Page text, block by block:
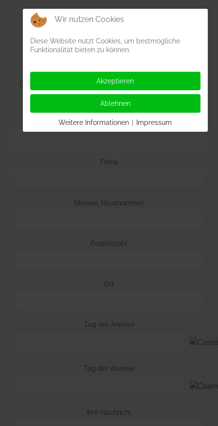
Auswahl
Wohnung bis 30m²
Wohnung bis 60m²
Doppelwohnung 80m²
Doppelwohnung 160m²
allgemeine Anfrage
Name*
Firma
Strasse, Hausnummer
Postleitzahl
Ort
Tag der Anreise
Tag der Abreise
Ihre Nachricht
Wir nutzen Cookies
Diese Website nutzt Cookies, um bestmögliche
Funktionalität bieten zu können.
Akzeptieren
Ablehnen
Weitere Informationen Impressum